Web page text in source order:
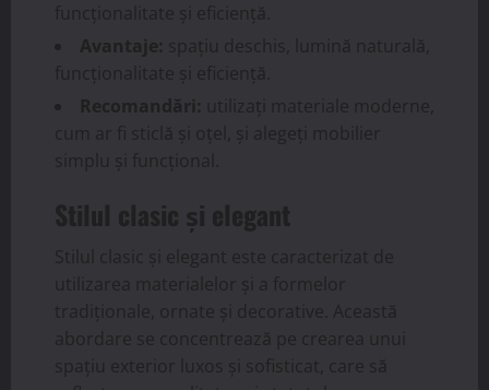
funcționalitate și eficiență.
Avantaje: spațiu deschis, lumină naturală,
funcționalitate și eficiență.
Recomandări: utilizați materiale moderne,
cum ar fi sticlă și oțel, și alegeți mobilier
simplu și funcțional.
Stilul clasic și elegant
Stilul clasic și elegant este caracterizat de
utilizarea materialelor și a formelor
tradiționale, ornate și decorative. Această
abordare se concentrează pe crearea unui
spațiu exterior luxos și sofisticat, care să